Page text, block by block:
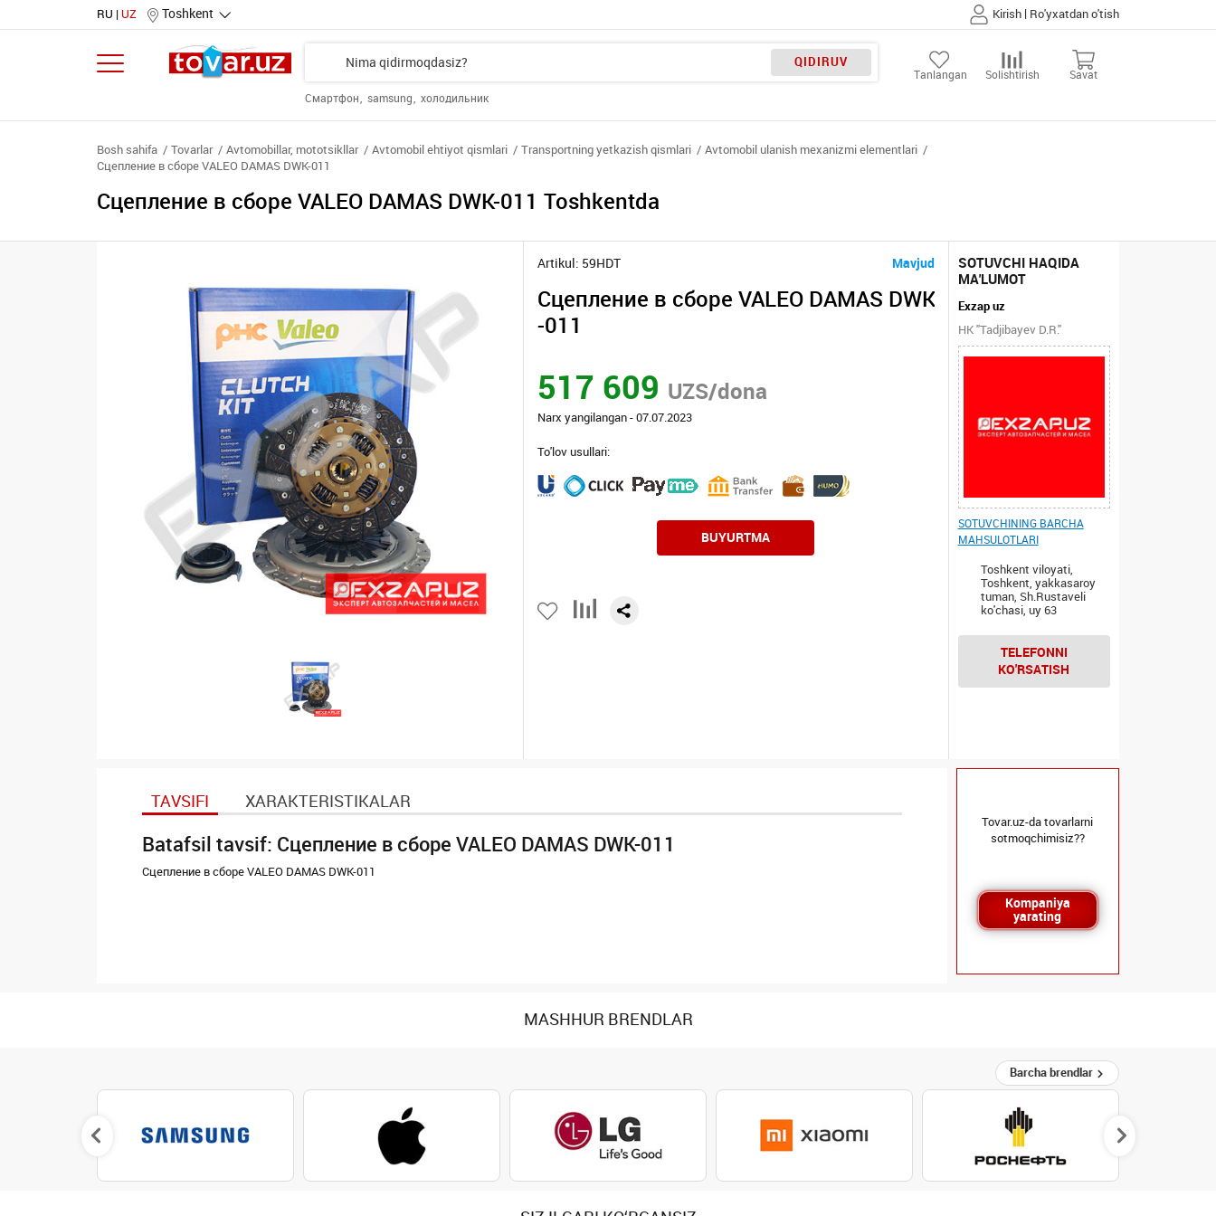
RU UZ Toshkent Kirish | Ro'yxatdan o'tish
QIDIRUV
Смартфон samsung холодильник
Tanlangan Solishtirish Savat
Bosh sahifa Tovarlar Avtomobillar, mototsikllar Avtomobil ehtiyot qismlari Transportning yetkazish qismlari
Avtomobil ulanish mexanizmi elementlari
Сцепление в сборе VALEO DAMAS DWK-011
Сцепление в сборе VALEO DAMAS DWK-011 Toshkentda
Artikul: 59HDT Mavjud
Сцепление в сборе VALEO DAMAS DWK
-011
517 609 UZS/dona
Narx yangilangan - 07.07.2023
To'lov usullari:
BUYURTMA
SOTUVCHI HAQIDA
MA'LUMOT
Exzap uz
HK "Tadjibayev D.R."
SOTUVCHINING BARCHA
MAHSULOTLARI
Toshkent viloyati,
Toshkent, yakkasaroy
tuman, Sh.Rustaveli
ko'chasi, uy 63
TELEFONNI
KO'RSATISH
TAVSIFI XARAKTERISTIKALAR
Batafsil tavsif: Сцепление в сборе VALEO DAMAS DWK-011
Сцепление в сборе VALEO DAMAS DWK-011
Tovar.uz-da tovarlarni
sotmoqchimisiz??
Kompaniya
yarating
MASHHUR BRENDLAR
Barcha brendlar